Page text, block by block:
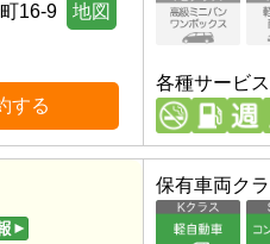
16-9 地図
する
各種サービス
保有車両ク